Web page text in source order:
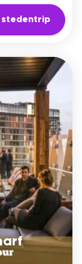
stedentrip